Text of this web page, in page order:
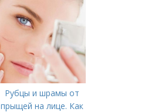
Рубцы и шрамы от
прыщей на лице. Как